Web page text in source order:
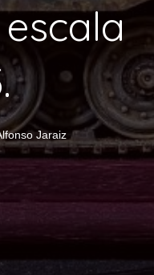
Jaraiz